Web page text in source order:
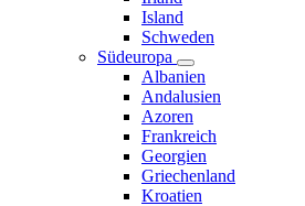
Island
Schweden
Südeuropa
Albanien
Andalusien
Azoren
Frankreich
Georgien
Griechenland
Kroatien